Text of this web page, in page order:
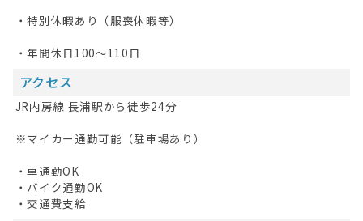
・特別休暇あり（服喪休暇等）
・年間休日100～110日
アクセス
JR内房線 長浦駅から徒歩24分
※マイカー通勤可能（駐車場あり）
・車通勤OK
・バイク通勤OK
・交通費支給